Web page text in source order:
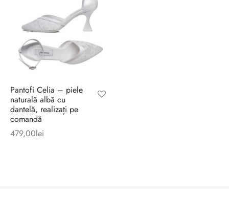
Pantofi Celia – piele
naturală albă cu
dantelă, realizați pe
comandă
479,00lei